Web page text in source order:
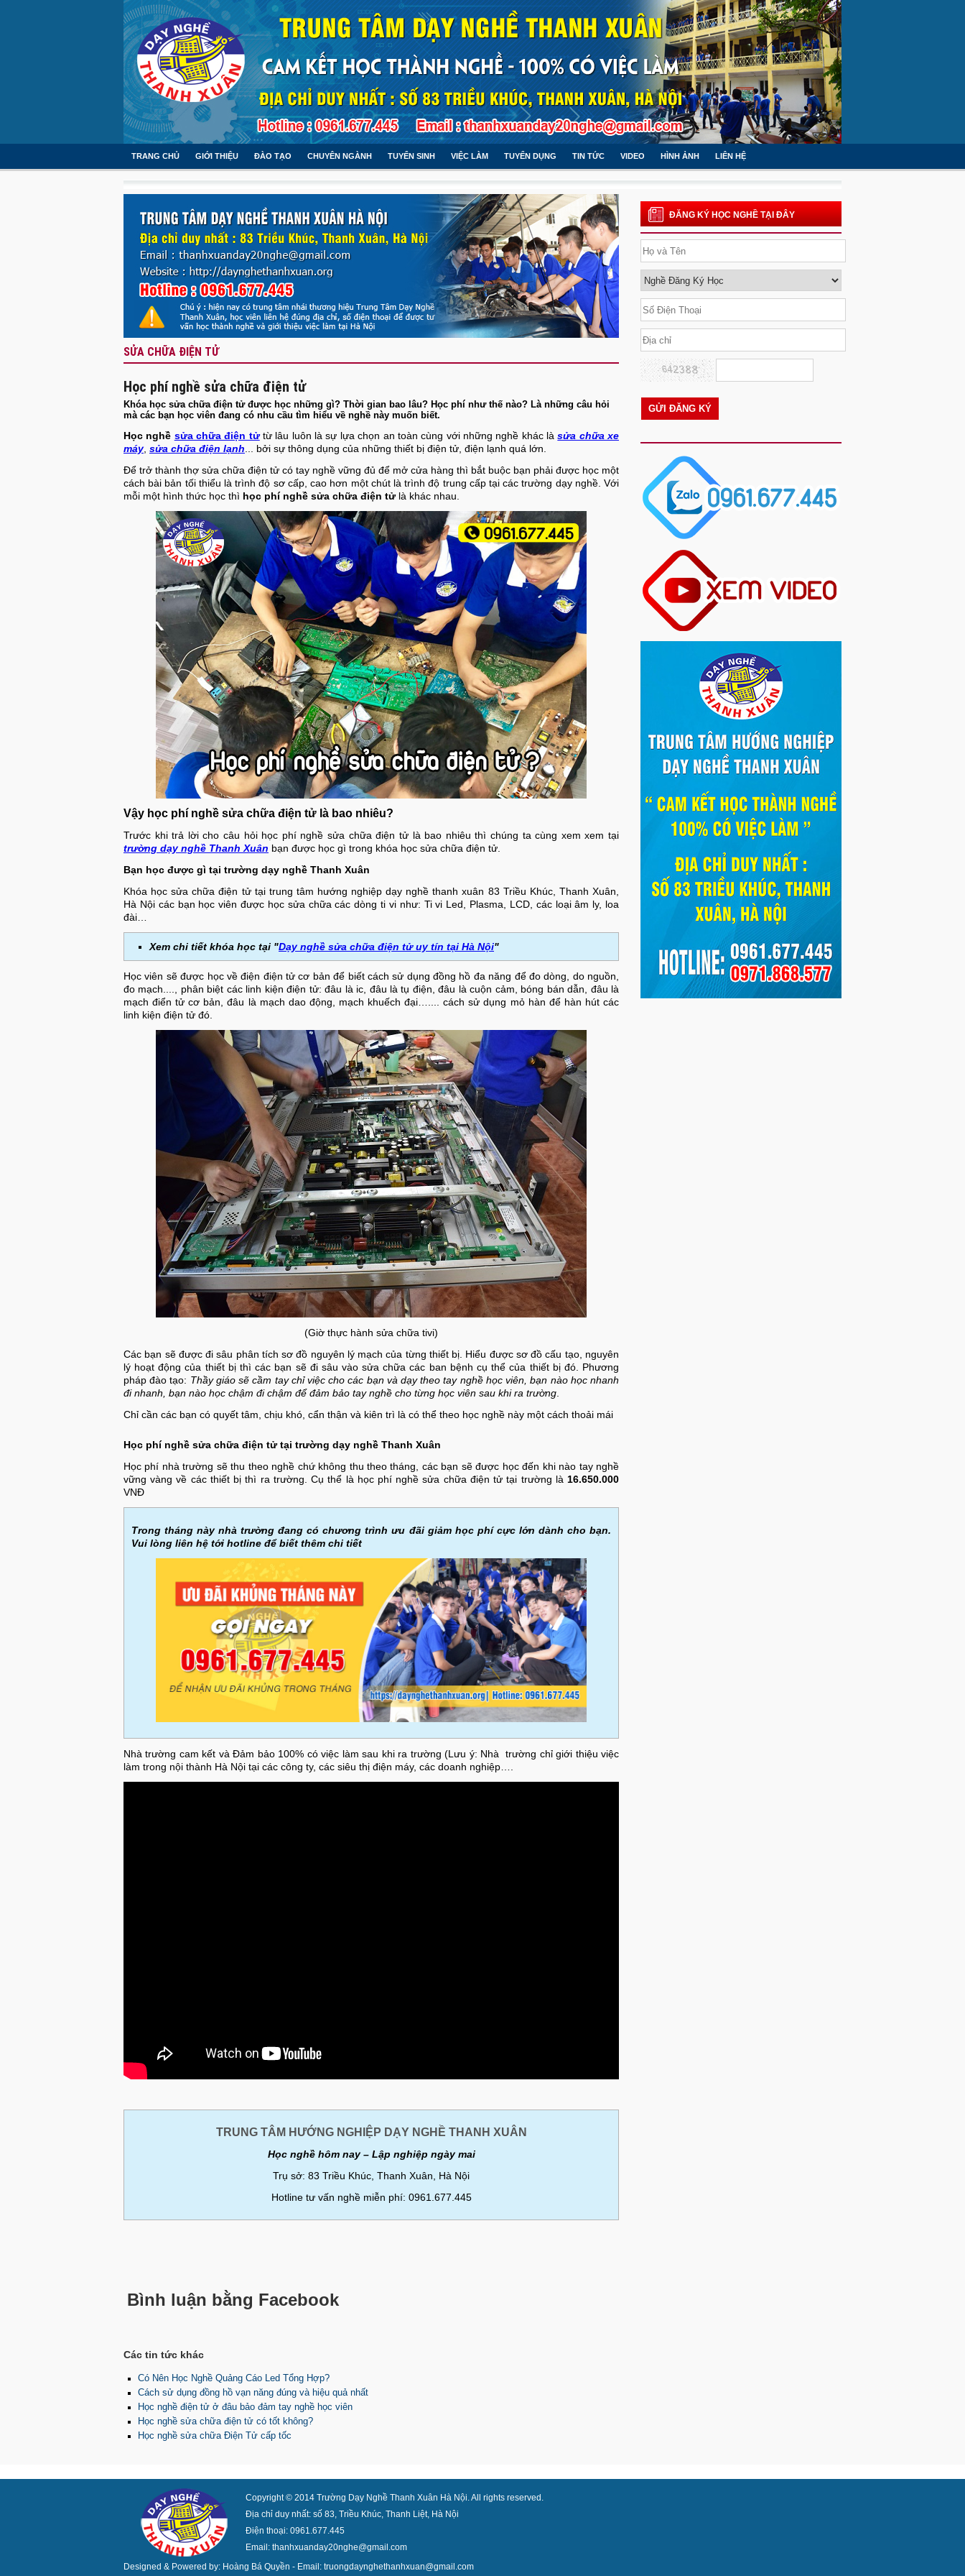
TRANG CHỦ GIỚI THIỆU ĐÀO TẠO CHUYÊN NGÀNH TUYỂN SINH VIỆC LÀM TUYỂN DỤNG TIN TỨC VIDEO HÌNH ẢNH LIÊN HỆ
SỬA CHỮA ĐIỆN TỬ
Học phí nghề sửa chữa điện tử
Khóa học sửa chữa điện tử được học những gì? Thời gian bao lâu? Học phí như thế nào? Là những câu hỏi
mà các bạn học viên đang có nhu cầu tìm hiểu về nghề này muốn biết.
Học nghề sửa chữa điện tửtừ lâu luôn là sự lựa chọn an toàn cùng với những nghề khác làsửa chữa xe
máy, sửa chữa điện lạnh ... bởi sự thông dụng của những thiết bị điện tử, điện lạnh quá lớn.
Để trở thành thợ sửa chữa điện tử có tay nghề vững đủ để mở cửa hàng thì bắt buộc bạn phải được học một
cách bài bản tối thiểu là trình độ sơ cấp, cao hơn một chút là trình độ trung cấp tại các trường dạy nghề. Với
mỗi một hình thức học thì học phí nghề sửa chữa điện tửlà khác nhau.
Vậy học phí nghề sửa chữa điện tử là bao nhiêu?
Trước khi trả lời cho câu hỏi học phí nghề sửa chữa điện tử là bao nhiêu thì chúng ta cùng xem xem tại
trường dạy nghề Thanh Xuân bạn được học gì trong khóa học sửa chữa điện tử.
Bạn học được gì tại trường dạy nghề Thanh Xuân
Khóa học sửa chữa điện tử tại trung tâm hướng nghiệp dạy nghề thanh xuân 83 Triều Khúc, Thanh Xuân,
Hà Nội các bạn học viên được học sửa chữa các dòng ti vi như: Ti vi Led, Plasma, LCD, các loại âm ly, loa
đài…
Xem chi tiết khóa học tại "Dạy nghề sửa chữa điện tử uy tín tại Hà Nội"
Học viên sẽ được học về điện điện tử cơ bản để biết cách sử dụng đồng hồ đa năng để đo dòng, do nguồn,
đo mạch...., phân biệt các linh kiện điện tử: đâu là ic, đâu là tụ điện, đâu là cuộn cảm, bóng bán dẫn, đâu là
mạch điển tử cơ bản, đâu là mạch dao động, mạch khuếch đại….... cách sử dụng mỏ hàn để hàn hút các
linh kiện điện tử đó.
(Giờ thực hành sửa chữa tivi)
Các bạn sẽ được đi sâu phân tích sơ đồ nguyên lý mạch của từng thiết bị. Hiểu được sơ đồ cấu tạo, nguyên
lý hoạt động của thiết bị thì các bạn sẽ đi sâu vào sửa chữa các ban bệnh cụ thể của thiết bị đó. Phương
pháp đào tạo: Thầy giáo sẽ cầm tay chỉ việc cho các bạn và dạy theo tay nghề học viên, bạn nào học nhanh
đi nhanh, bạn nào học chậm đi chậm để đảm bảo tay nghề cho từng học viên sau khi ra trường
Chỉ cần các bạn có quyết tâm, chịu khó, cẩn thận và kiên trì là có thể theo học nghề này một cách thoải mái
Học phí nghề sửa chữa điện tử tại trường dạy nghề Thanh Xuân
Học phí nhà trường sẽ thu theo nghề chứ không thu theo tháng, các bạn sẽ được học đến khi nào tay nghề
vững vàng về các thiết bị thì ra trường. Cụ thể là học phí nghề sửa chữa điện tử tại trường là 16.650.000
VNĐ
Trong tháng này nhà trường đang có chương trình ưu đãi giảm học phí cực lớn dành cho bạn.
Vui lòng liên hệ tới hotline để biết thêm chi tiết
Nhà trường cam kết và Đảm bảo 100% có việc làm sau khi ra trường (Lưu ý: Nhà trường chỉ giới thiệu việc
làm trong nội thành Hà Nội tại các công ty, các siêu thị điện máy, các doanh nghiệp….
TRUNG TÂM HƯỚNG NGHIỆP DẠY NGHỀ THANH XUÂN
Học nghề hôm nay – Lập nghiệp ngày mai
Trụ sở: 83 Triều Khúc, Thanh Xuân, Hà Nội
Hotline tư vấn nghề miễn phí: 0961.677.445
Bình luận bằng Facebook
Các tin tức khác
Có Nên Học Nghề Quảng Cáo Led Tổng Hợp?
Cách sử dụng đồng hồ vạn năng đúng và hiệu quả nhất
Học nghề điện tử ở đâu bảo đảm tay nghề học viên
Học nghề sửa chữa điện tử có tốt không?
Học nghề sửa chữa Điện Tử cấp tốc
ĐĂNG KÝ HỌC NGHỀ TẠI ĐÂY
Copyright © 2014 Trường Dạy Nghề Thanh Xuân Hà Nội. All rights reserved.
Địa chỉ duy nhất: số 83, Triều Khúc, Thanh Liệt, Hà Nội
Điện thoại: 0961.677.445
Email: thanhxuanday20nghe@gmail.com
Designed & Powered by: Hoàng Bá Quyền - Email: truongdaynghethanhxuan@gmail.com